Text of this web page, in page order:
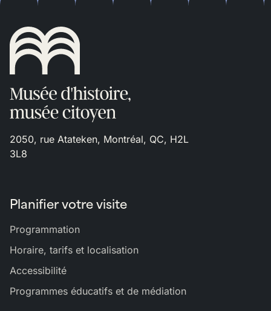
2050, rue Atateken, Montréal, QC, H2L
3L8
Planifier votre visite
Programmation
Horaire, tarifs et localisation
Accessibilité
Programmes éducatifs et de médiation